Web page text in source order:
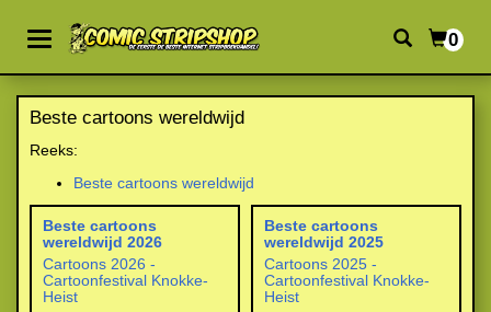
0
Beste cartoons wereldwijd
Reeks:
Beste cartoons wereldwijd
Beste cartoons
wereldwijd 2026
Cartoons 2026 -
Cartoonfestival Knokke-
Heist
Beste cartoons
wereldwijd 2025
Cartoons 2025 -
Cartoonfestival Knokke-
Heist